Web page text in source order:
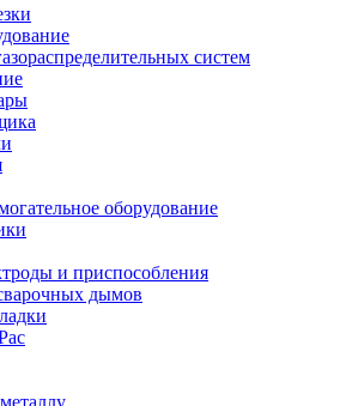
систем
оборудование
и приспособления
дымов